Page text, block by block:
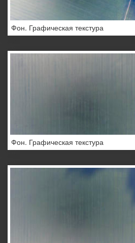
Фон. Графическая текстура
Фон. Графическая текстура